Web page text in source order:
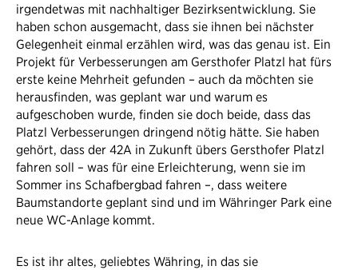
irgendetwas mit nachhaltiger Bezirksentwicklung. Sie
haben schon ausgemacht, dass sie ihnen bei nächster
Gelegenheit einmal erzählen wird, was das genau ist. Ein
Projekt für Verbesserungen am Gersthofer Platzl hat fürs
erste keine Mehrheit gefunden – auch da möchten sie
herausfinden, was geplant war und warum es
aufgeschoben wurde, finden sie doch beide, dass das
Platzl Verbesserungen dringend nötig hätte. Sie haben
gehört, dass der 42A in Zukunft übers Gersthofer Platzl
fahren soll – was für eine Erleichterung, wenn sie im
Sommer ins Schafbergbad fahren –, dass weitere
Baumstandorte geplant sind und im Währinger Park eine
neue WC-Anlage kommt.
Es ist ihr altes, geliebtes Währing, in das sie